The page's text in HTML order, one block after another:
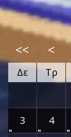
<< <
Δε Τρ
3
4